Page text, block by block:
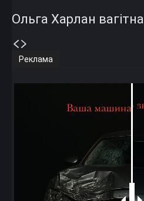
Ольга Харлан вагітна
Реклама